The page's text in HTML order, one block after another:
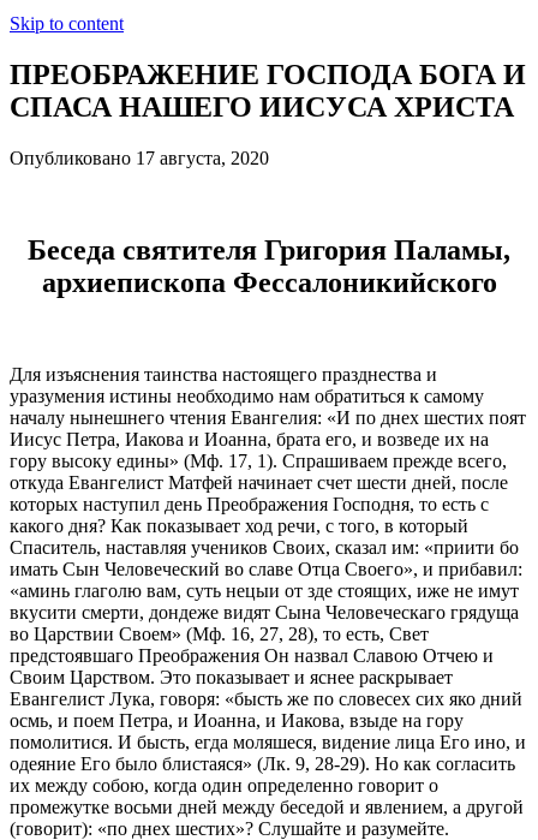
Skip to content
ПРЕОБРАЖЕНИЕ ГОСПОДА БОГА И
СПАСА НАШЕГО ИИСУСА ХРИСТА
Опубликовано 17 августа, 2020
Беседа святителя Григория Паламы,
архиепископа Фессалоникийского
Для изъяснения таинства настоящего празднества и
уразумения истины необходимо нам обратиться к самому
началу нынешнего чтения Евангелия: «И по днех шестих поят
Иисус Петра, Иакова и Иоанна, брата его, и возведе их на
гору высоку едины» (Мф. 17, 1). Спрашиваем прежде всего,
откуда Евангелист Матфей начинает счет шести дней, после
которых наступил день Преображения Господня, то есть с
какого дня? Как показывает ход речи, с того, в который
Спаситель, наставляя учеников Своих, сказал им: «приити бо
имать Сын Человеческий во славе Отца Своего», и прибавил:
«аминь глаголю вам, суть нецыи от зде стоящих, иже не имут
вкусити смерти, дондеже видят Сына Человеческаго грядуща
во Царствии Своем» (Мф. 16, 27, 28), то есть, Свет
предстоявшаго Преображения Он назвал Славою Отчею и
Своим Царством. Это показывает и яснее раскрывает
Евангелист Лука, говоря: «бысть же по словесех сих яко дний
осмь, и поем Петра, и Иоанна, и Иакова, взыде на гору
помолитися. И бысть, егда моляшеся, видение лица Его ино, и
одеяние Его было блистаяся» (Лк. 9, 28-29). Но как согласить
их между собою, когда один определенно говорит о
промежутке восьми дней между беседой и явлением, а другой
(говорит): «по днех шестих»? Слушайте и разумейте.